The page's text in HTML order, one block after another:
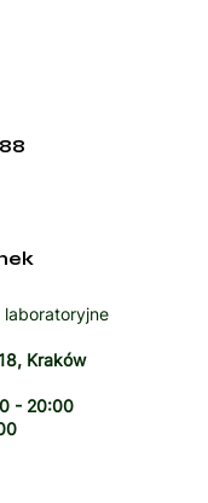
laboratoryjne
Kraków
- 20:00